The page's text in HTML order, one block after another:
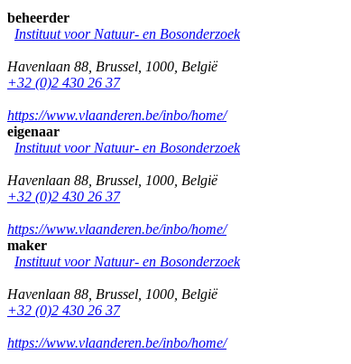
beheerder
Instituut voor Natuur- en Bosonderzoek
Havenlaan 88 Brussel 1000 België
+32 (0)2 430 26 37
https://www.vlaanderen.be/inbo/home/
eigenaar
Instituut voor Natuur- en Bosonderzoek
Havenlaan 88 Brussel 1000 België
+32 (0)2 430 26 37
https://www.vlaanderen.be/inbo/home/
maker
Instituut voor Natuur- en Bosonderzoek
Havenlaan 88 Brussel 1000 België
+32 (0)2 430 26 37
https://www.vlaanderen.be/inbo/home/